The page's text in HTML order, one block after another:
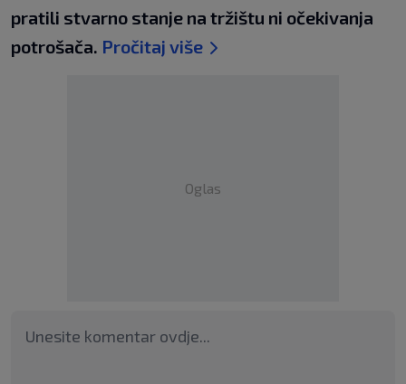
pratili stvarno stanje na tržištu ni očekivanja
potrošača. Pročitaj više
Oglas